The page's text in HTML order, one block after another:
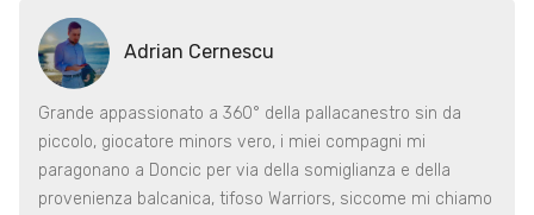
Adrian Cernescu
Grande appassionato a 360° della pallacanestro sin da
piccolo, giocatore minors vero, i miei compagni mi
paragonano a Doncic per via della somiglianza e della
provenienza balcanica, tifoso Warriors, siccome mi chiamo